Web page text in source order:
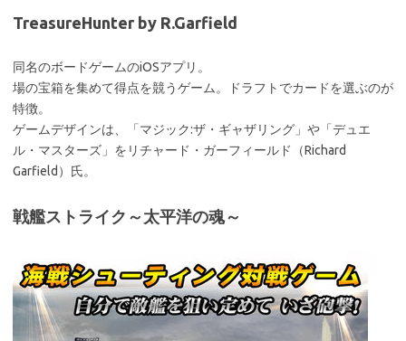
TreasureHunter by R.Garfield
同名のボードゲームのiOSアプリ。
場の宝箱を集めて得点を競うゲーム。ドラフトでカードを選ぶのが
特徴。
ゲームデザインは、「マジック:ザ・ギャザリング」や「デュエ
ル・マスターズ」をリチャード・ガーフィールド（Richard
Garfield）氏。
戦艦ストライク～太平洋の魂～